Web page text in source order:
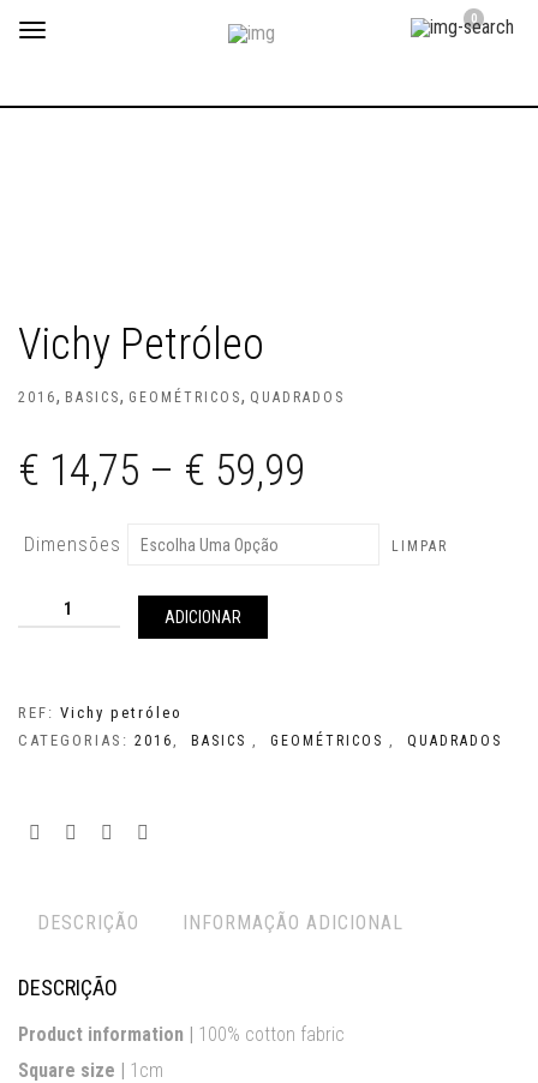
Toggle
0
Vichy Petróleo
2016, BASICS, GEOMÉTRICOS, QUADRADOS
€ 14,75 – € 59,99
Dimensões LIMPAR
Quantidade
ADICIONAR
REF: Vichy petróleo
CATEGORIAS: 2016, BASICS , GEOMÉTRICOS , QUADRADOS
DESCRIÇÃO INFORMAÇÃO ADICIONAL
DESCRIÇÃO
Product information | 100% cotton fabric
Square size | 1cm